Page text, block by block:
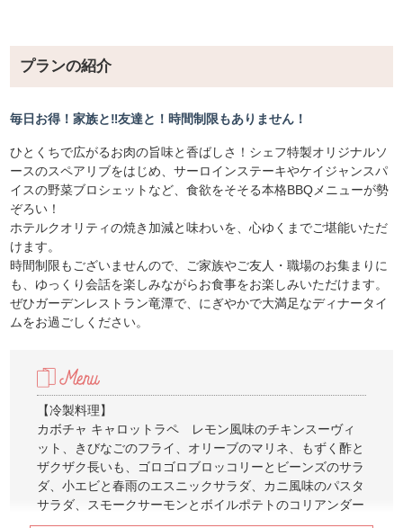
プランの紹介
毎日お得！家族と‼友達と！時間制限もありません！
ひとくちで広がるお肉の旨味と香ばしさ！シェフ特製オリジナルソ
ースのスペアリブをはじめ、サーロインステーキやケイジャンスパ
イスの野菜ブロシェットなど、食欲をそそる本格BBQメニューが勢
ぞろい！
ホテルクオリティの焼き加減と味わいを、心ゆくまでご堪能いただ
けます。
時間制限もございませんので、ご家族やご友人・職場のお集まりに
も、ゆっくり会話を楽しみながらお食事をお楽しみいただけます。
ぜひガーデンレストラン竜潭で、にぎやかで大満足なディナータイ
ムをお過ごしください。
【冷製料理】
カボチャ キャロットラペ レモン風味のチキンスーヴィ
ット、きびなごのフライ、オリーブのマリネ、もずく酢と
ザクザク長いも、ゴロゴロブロッコリーとビーンズのサラ
ダ、小エビと春雨のエスニックサラダ、カニ風味のパスタ
サラダ、スモークサーモンとボイルポテトのコリアンダー
ソース